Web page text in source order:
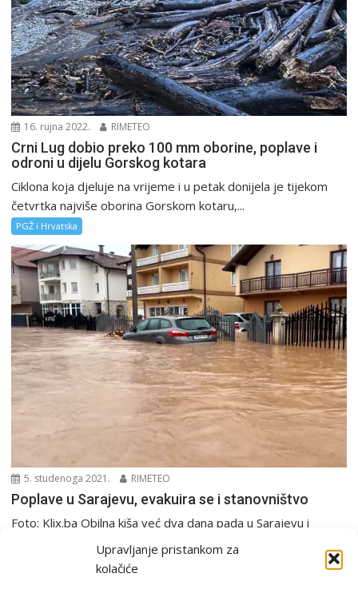
Upravljanje pristankom za
kolačiće
16. rujna 2022. RIMETEO
Crni Lug dobio preko 100 mm oborine, poplave i
odroni u dijelu Gorskog kotara
Ciklona koja djeluje na vrijeme i u petak donijela je tijekom
četvrtka najviše oborina Gorskom kotaru,...
PGŽ i Hrvatska
5. studenoga 2021. RIMETEO
Poplave u Sarajevu, evakuira se i stanovništvo
Foto: Klix.ba Obilna kiša već dva dana pada u Sarajevu i
stvara niz probema. Najviše je...